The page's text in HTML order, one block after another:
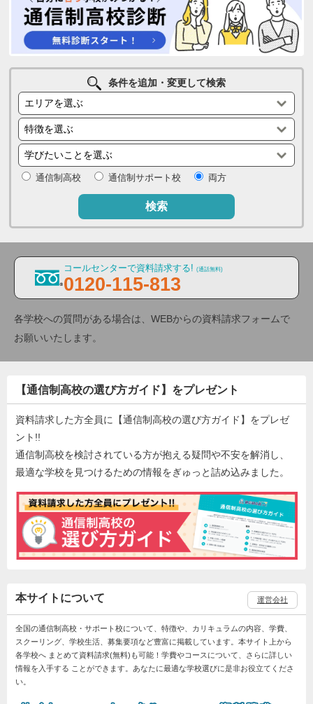
条件を追加・変更して検索
通信制高校 通信制サポート校 両方
検索
コールセンターで資料請求する! (通話無料)
0120-115-813
各学校への質問がある場合は、WEBからの資料請求フォームで
お願いいたします。
【通信制高校の選び方ガイド】をプレゼント
資料請求した方全員に【通信制高校の選び方ガイド】をプレゼ
ント!!
通信制高校を検討されている方が抱える疑問や不安を解消し、
最適な学校を見つけるための情報をぎゅっと詰め込みました。
本サイトについて 運営会社
全国の通信制高校・サポート校について、特徴や、カリキュラムの内容、学費、
スクーリング、学校生活、募集要項など豊富に掲載しています。本サイト上から
各学校へ まとめて資料請求(無料)も可能！学費やコースについて、さらに詳しい
情報を入手する ことができます。あなたに最適な学校選びに是非お役立てくださ
い。